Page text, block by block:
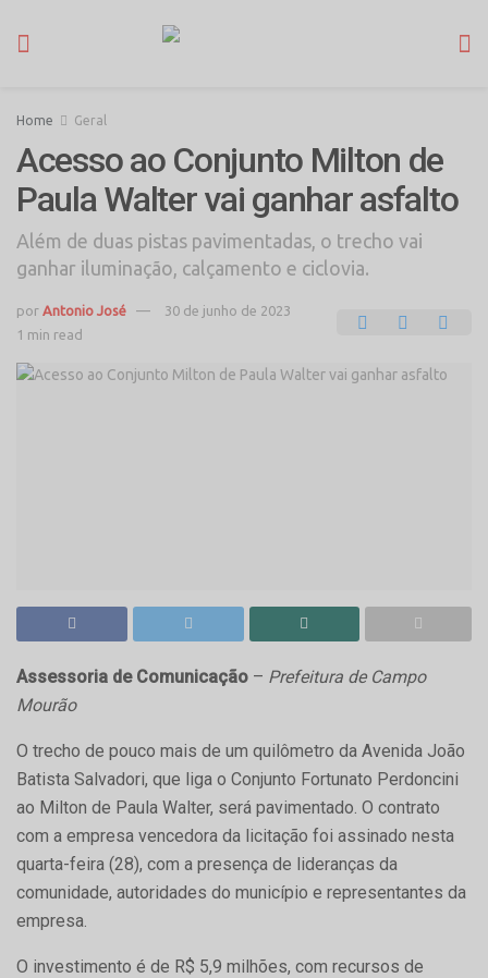
Home Geral
Acesso ao Conjunto Milton de
Paula Walter vai ganhar asfalto
Além de duas pistas pavimentadas, o trecho vai
ganhar iluminação, calçamento e ciclovia.
por Antonio José
30 de junho de 2023
1 min read
Assessoria de Comunicação – Prefeitura de Campo
Mourão
O trecho de pouco mais de um quilômetro da Avenida João
Batista Salvadori, que liga o Conjunto Fortunato Perdoncini
ao Milton de Paula Walter, será pavimentado. O contrato
com a empresa vencedora da licitação foi assinado nesta
quarta-feira (28), com a presença de lideranças da
comunidade, autoridades do município e representantes da
empresa.
O investimento é de R$ 5,9 milhões, com recursos de